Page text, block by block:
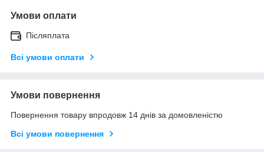
Умови оплати
Післяплата
Всі умови оплати
Умови повернення
Повернення товару впродовж 14 днів за домовленістю
Всі умови повернення